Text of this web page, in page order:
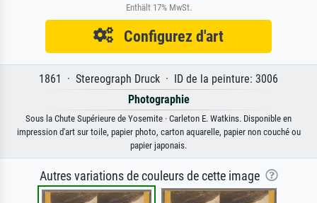
Enthält 17% MwSt.
Configurez d'art
1861 · Stereograph Druck · ID de la peinture: 3006
Photographie
Sous la Chute Supérieure de Yosemite · Carleton E. Watkins. Disponible en
impression d'art sur toile, papier photo, carton aquarelle, papier non couché ou
papier japonais.
Autres variations de couleurs de cette image